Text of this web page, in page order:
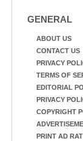
GENERAL
ABOUT US
CONTACT US
PRIVACY
TERMS OF
EDITORIAL
PRIVACY
COPYRIGHT
PRINT AD